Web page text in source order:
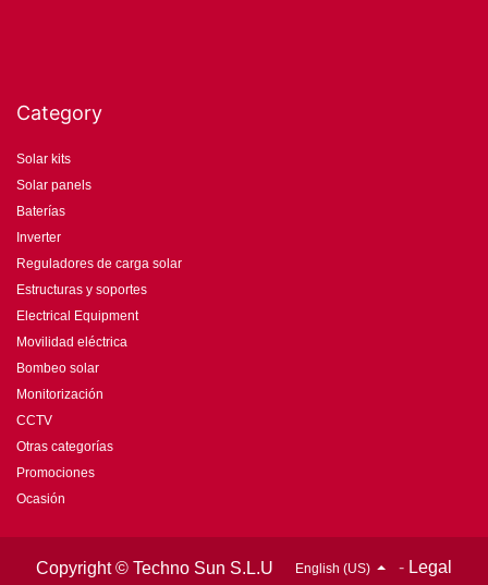
Category
Solar kits
Solar panels
Baterías
Inverter
Reguladores de carga solar
Estructuras y soportes
Electrical Equipment
Movilidad eléctrica
Bombeo solar
Monitorización
CCTV
Otras categorías
Promociones
Ocasión
Copyright © Techno Sun S.L.U English (US) - Legal